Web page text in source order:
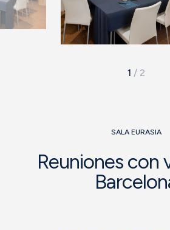
1 / 2
SALA EURASIA
Reuniones con